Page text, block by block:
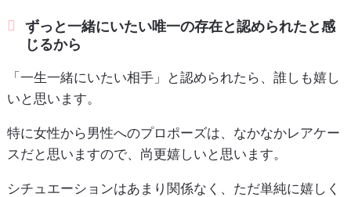
ずっと一緒にいたい唯一の存在と認められたと感
じるから
「一生一緒にいたい相手」と認められたら、誰しも嬉し
いと思います。
特に女性から男性へのプロポーズは、なかなかレアケー
スだと思いますので、尚更嬉しいと思います。
シチュエーションはあまり関係なく、ただ単純に嬉しく